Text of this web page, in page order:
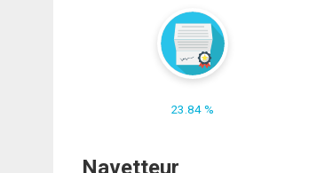
23.84 %
Navetteur